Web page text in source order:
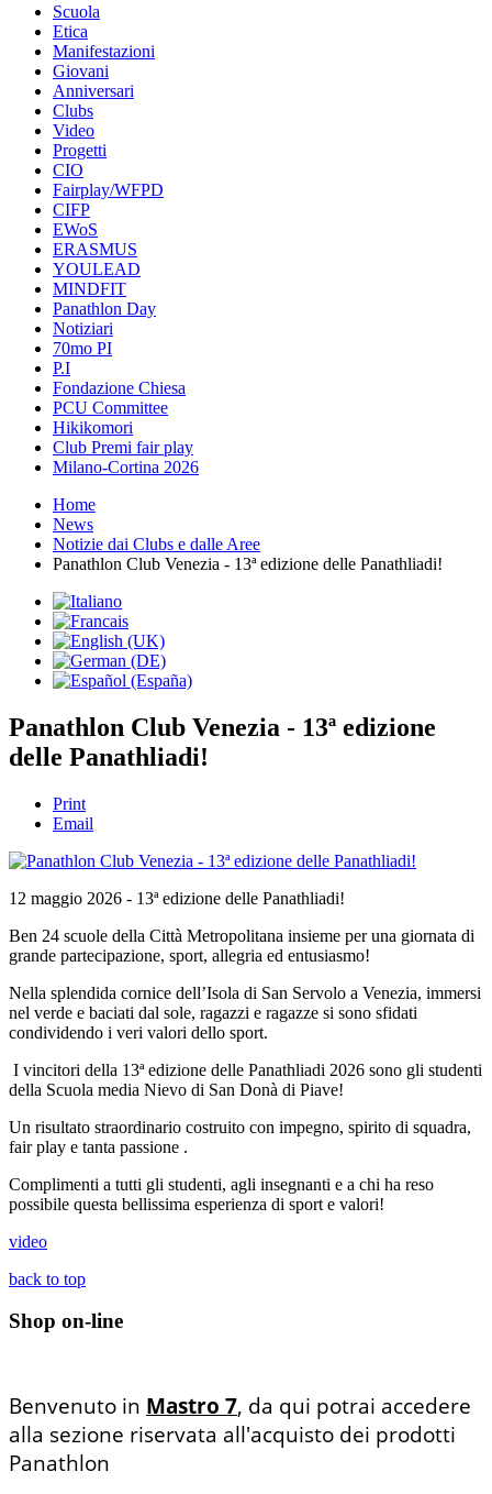
Scuola
Etica
Manifestazioni
Giovani
Anniversari
Clubs
Video
Progetti
CIO
Fairplay/WFPD
CIFP
EWoS
ERASMUS
YOULEAD
MINDFIT
Panathlon Day
Notiziari
70mo PI
P.I
Fondazione Chiesa
PCU Committee
Hikikomori
Club Premi fair play
Milano-Cortina 2026
Home
News
Notizie dai Clubs e dalle Aree
Panathlon Club Venezia - 13ª edizione delle Panathliadi!
Panathlon Club Venezia - 13ª edizione
delle Panathliadi!
Print
Email
12 maggio 2026 - 13ª edizione delle Panathliadi!
Ben 24 scuole della Città Metropolitana insieme per una giornata di
grande partecipazione, sport, allegria ed entusiasmo!
Nella splendida cornice dell’Isola di San Servolo a Venezia, immersi
nel verde e baciati dal sole, ragazzi e ragazze si sono sfidati
condividendo i veri valori dello sport.
I vincitori della 13ª edizione delle Panathliadi 2026 sono gli studenti
della Scuola media Nievo di San Donà di Piave!
Un risultato straordinario costruito con impegno, spirito di squadra,
fair play e tanta passione .
Complimenti a tutti gli studenti, agli insegnanti e a chi ha reso
possibile questa bellissima esperienza di sport e valori!
video
back to top
Shop on-line
Benvenuto in Mastro 7, da qui potrai accedere
alla sezione riservata all'acquisto dei prodotti
Panathlon